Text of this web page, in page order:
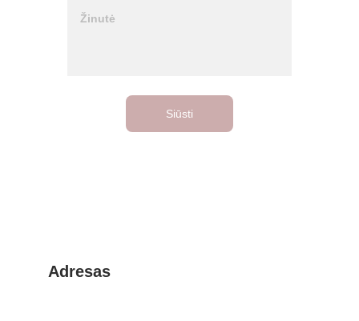
Siūsti
Adresas